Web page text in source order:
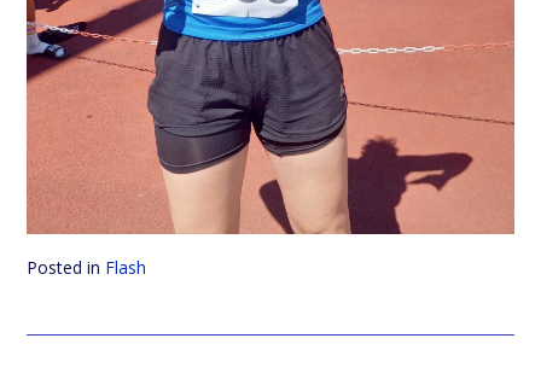
Posted in Flash